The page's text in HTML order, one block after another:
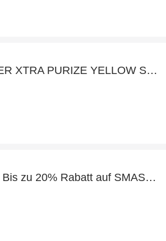
AKTIVKOHLEFILTER XTRA PURIZE YELLOW Sonderangebot: bis zu 25% Rabatt
Aktion des Monats: Bis zu 20% Rabatt auf SMASH HHC VAPES I LEMON HAZE